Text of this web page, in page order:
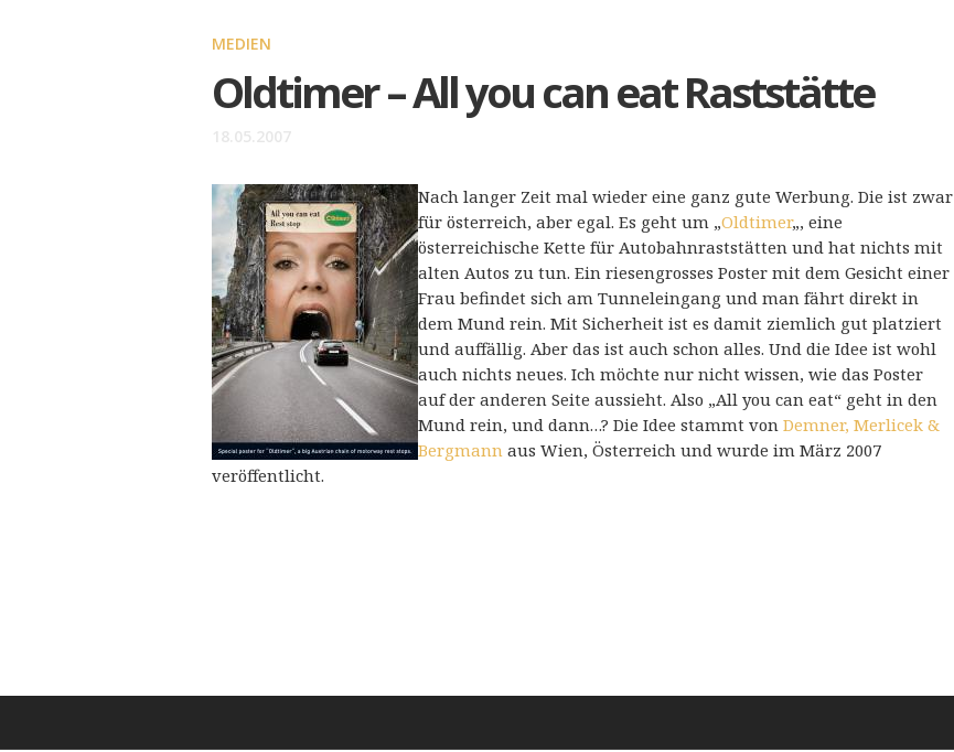
MEDIEN
Oldtimer – All you can eat Raststätte
18.05.2007
Nach langer Zeit mal wieder eine ganz gute Werbung. Die ist zwar
für österreich, aber egal. Es geht um „Oldtimer„, eine
österreichische Kette für Autobahnraststätten und hat nichts mit
alten Autos zu tun. Ein riesengrosses Poster mit dem Gesicht einer
Frau befindet sich am Tunneleingang und man fährt direkt in
dem Mund rein. Mit Sicherheit ist es damit ziemlich gut platziert
und auffällig. Aber das ist auch schon alles. Und die Idee ist wohl
auch nichts neues. Ich möchte nur nicht wissen, wie das Poster
auf der anderen Seite aussieht. Also „All you can eat“ geht in den
Mund rein, und dann…? Die Idee stammt von Demner, Merlicek &
Bergmann aus Wien, Österreich und wurde im März 2007
veröffentlicht.